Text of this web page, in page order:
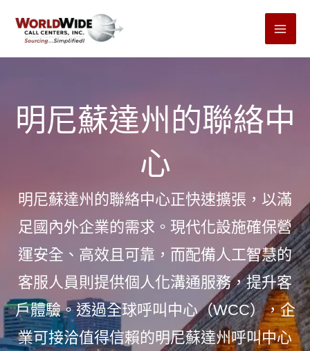
明尼蘇達州的聯絡中
心
明尼蘇達州的聯絡中心正快速擴張，以滿
足國內外企業的需求。現代化設施確保營
運安全、高效且可靠，而配備人工智慧的
客服人員則提供個人化溝通服務，提升客
戶體驗。透過全球呼叫中心（WCC），企
業可接洽值得信賴的明尼蘇達州呼叫中心